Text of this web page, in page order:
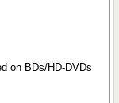
on BDs/HD-DVDs